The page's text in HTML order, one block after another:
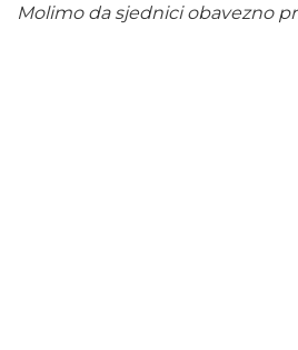
Molimo da sjednici obavezno